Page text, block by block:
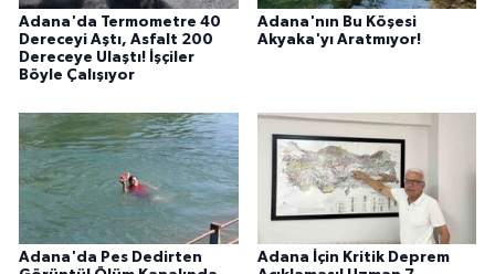
Adana'da Termometre 40
Dereceyi Aştı, Asfalt 200
Dereceye Ulaştı! İşçiler
Böyle Çalışıyor
Adana'nın Bu Köşesi
Akyaka'yı Aratmıyor!
Adana'da Pes Dedirten
Adana İçin Kritik Deprem